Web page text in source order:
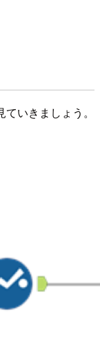
いきましょう。